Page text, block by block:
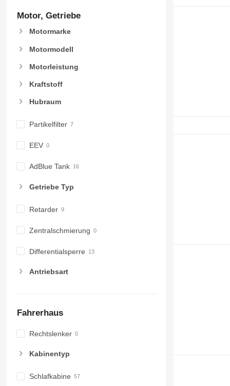
Motor, Getriebe
Motormarke
Motormodell
Motorleistung
Kraftstoff
Hubraum
Partikelfilter
EEV
AdBlue Tank
Getriebe Typ
Retarder
Zentralschmierung
Differentialsperre
Antriebsart
Fahrerhaus
Rechtslenker
Kabinentyp
Schlafkabine